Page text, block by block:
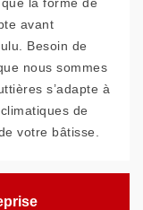
avant
Besoin de
nous sommes
s’adapte à
de
votre bâtisse.